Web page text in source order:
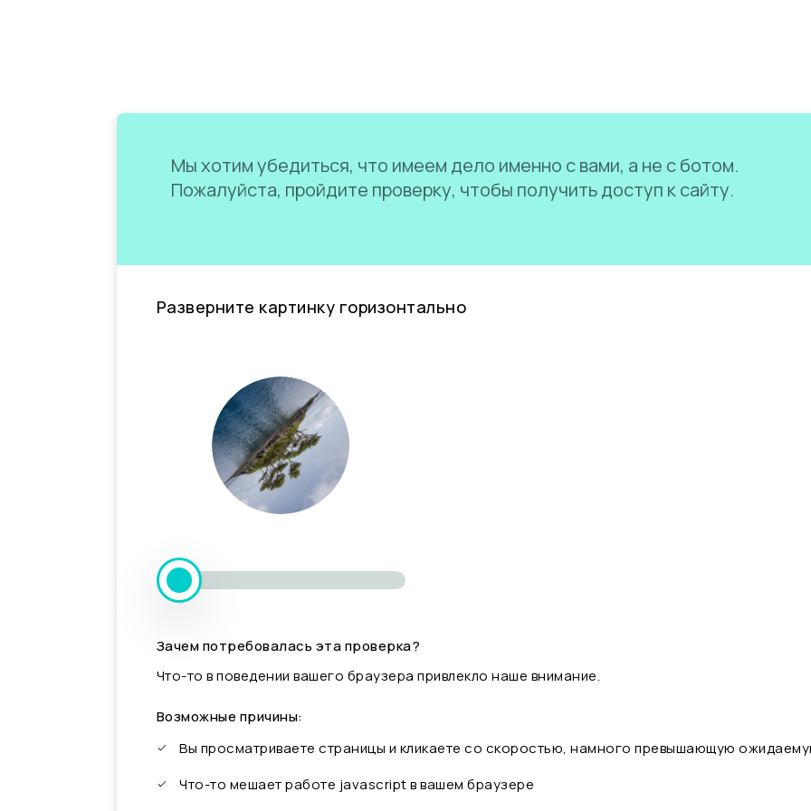
Мы хотим убедиться, что имеем дело именно с вами, а не с ботом.
Пожалуйста, пройдите проверку, чтобы получить доступ к сайту.
Разверните картинку горизонтально
Зачем потребовалась эта проверка?
Что-то в поведении вашего браузера привлекло наше внимание.
Возможные причины:
Вы просматриваете страницы и кликаете со скоростью, намного превышающую
Что-то мешает работе javascript в вашем браузере